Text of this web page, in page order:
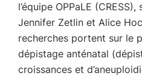
l’équipe OPPaLE
Jennifer Zetlin et Alice
recherches portent sur le
dépistage anténatal
croissances et